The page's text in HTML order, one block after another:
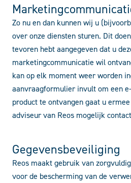
Zo nu en dan kunnen wij u
over onze diensten sturen. Dit
tevoren hebt aangegeven dat u
marketingcommunicatie wil
kan op elk moment weer worden
aanvraagformulier invult om een
product te ontvangen gaat u
adviseur van Reos mogelijk
Gegevensbeveiliging
Reos maakt gebruik van
voor de bescherming van de